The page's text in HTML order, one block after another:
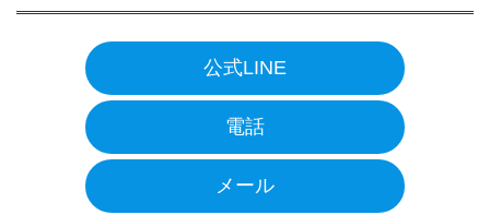
公式LINE
電話
メール